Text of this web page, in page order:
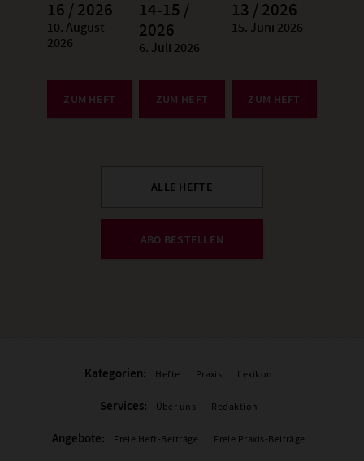
16 / 2026
:
10. August
2026
ZUM HEFT
14-15 /
2026
:
6. Juli 2026
ZUM HEFT
13 / 2026
:
15. Juni 2026
ZUM HEFT
ALLE HEFTE
ABO BESTELLEN
Kategorien: Hefte Praxis Lexikon
Services: Über uns Redaktion
Angebote: Freie Heft-Beiträge Freie Praxis-Beiträge